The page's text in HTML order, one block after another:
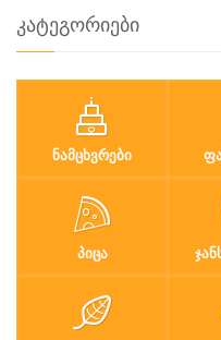
კატეგორიები
ᲜᲐᲛᲪᲮᲕᲠᲔᲑᲘ
ᲞᲘᲪᲐ